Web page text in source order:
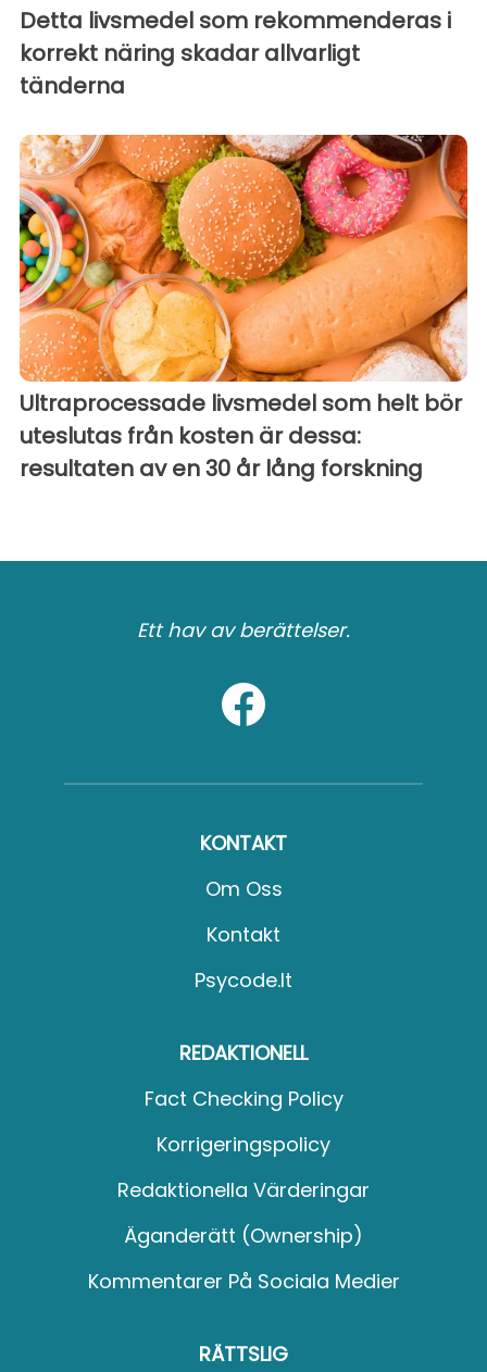
Detta livsmedel som rekommenderas i
korrekt näring skadar allvarligt
tänderna
Ultraprocessade livsmedel som helt bör
uteslutas från kosten är dessa:
resultaten av en 30 år lång forskning
Ett hav av berättelser.
KONTAKT
Om Oss
Kontakt
Psycode.it
REDAKTIONELL
Fact Checking Policy
Korrigeringspolicy
Redaktionella Värderingar
Äganderätt (Ownership)
Kommentarer På Sociala Medier
RÄTTSLIG